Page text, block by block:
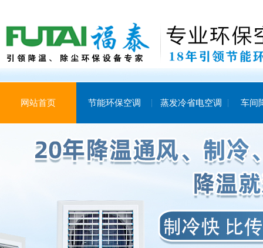
网站首页 节能环保空调 蒸发冷省电空调 车间